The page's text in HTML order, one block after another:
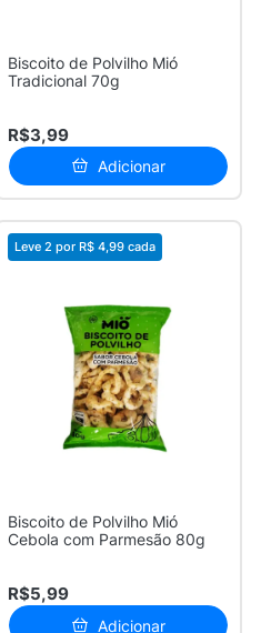
Biscoito de Polvilho Mió
Tradicional 70g
R$3,99
Adicionar
Leve 2 por R$ 4,99 cada
Biscoito de Polvilho Mió
Cebola com Parmesão 80g
R$5,99
Adicionar